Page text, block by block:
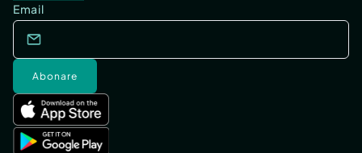
Email
Abonare